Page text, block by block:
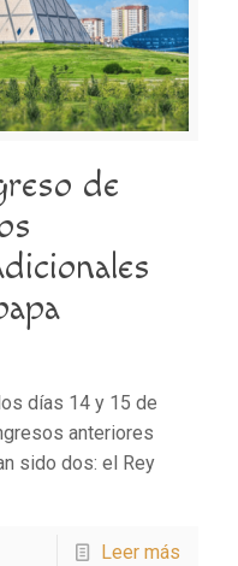
de
días 14 y 15 de
anteriores
sido dos: el Rey
Leer más